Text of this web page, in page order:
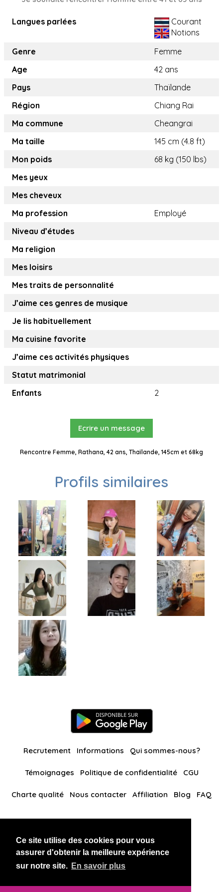
Ce site utilise des cookies pour vous
assurer d'obtenir la meilleure expérience
sur notre site. En savoir plus
Langues parlées
Courant
Notions
Genre
Femme
Age
42 ans
Pays
Thaïlande
Région
Chiang Rai
Ma commune
Cheangrai
Ma taille
145 cm (4.8 ft)
Mon poids
68 kg (150 lbs)
Mes yeux
Mes cheveux
Ma profession
Employé
Niveau d’études
Ma religion
Mes loisirs
Mes traits de personnalité
J’aime ces genres de musique
Je lis habituellement
Ma cuisine favorite
J’aime ces activités physiques
Statut matrimonial
Enfants
2
Ecrire un message
Rencontre Femme, Rathana, 42 ans, Thaïlande, 145cm et 68kg
Profils similaires
Recrutement Informations Qui sommes-nous?
Témoignages Politique de confidentialité CGU
Charte qualité Nous contacter Affiliation Blog FAQ
BlackAndBeauties RussianKisses